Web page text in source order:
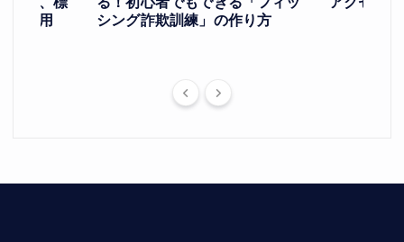
グと、標
の応用
る！初心者でもできる「フィッ
シング詐欺訓練」の作り方
アクセス